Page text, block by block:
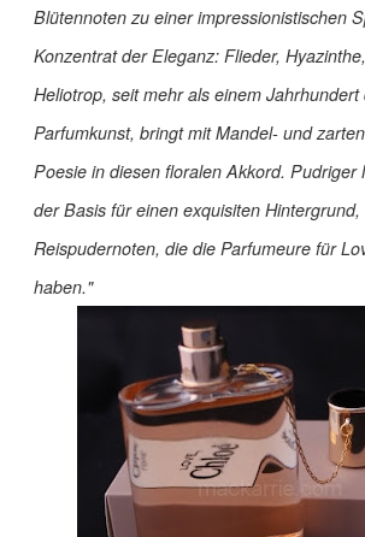
Blütennoten zu einer impressionistischen
Konzentrat der Eleganz: Flieder,
Heliotrop, seit mehr als einem
Parfumkunst, bringt mit Mandel- und
Poesie in diesen floralen Akkord. Pudriger
der Basis für einen exquisiten
Reispudernoten, die die Parfumeure für
haben."